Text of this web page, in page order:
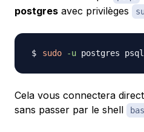
postgres avec privilèges
sudo -u
Cela vous connectera
sans passer par le shell